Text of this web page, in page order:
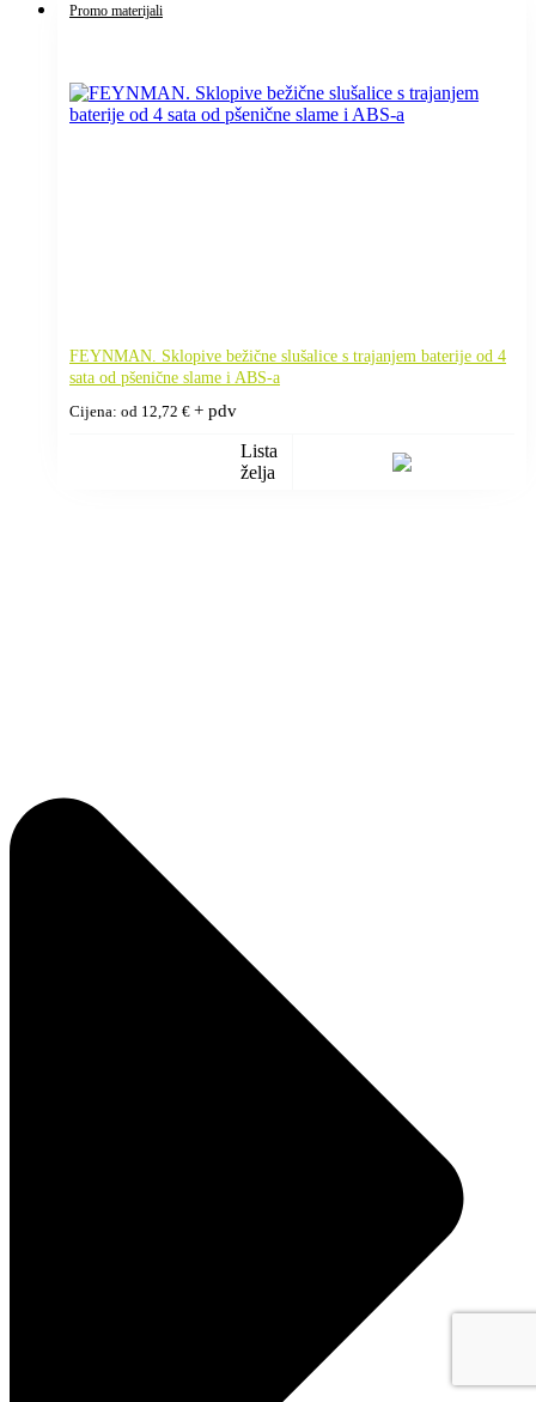
Promo materijali
FEYNMAN. Sklopive bežične slušalice s trajanjem baterije od 4
sata od pšenične slame i ABS-a
Cijena: od 12,72 € + pdv
Lista
želja